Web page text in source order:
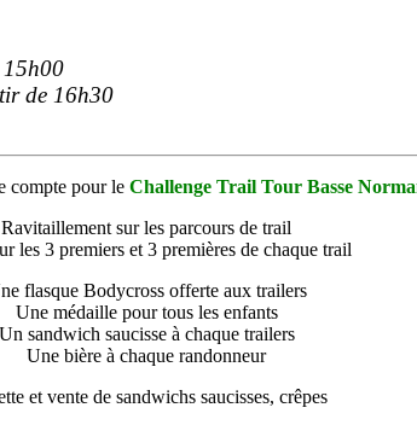
de 16h30
compte pour le Challenge Trail Tour Basse
Ravitaillement sur les parcours de trail
les 3 premiers et 3 premières de chaque trail
flasque Bodycross offerte aux trailers
Une médaille pour tous les enfants
Un sandwich saucisse à chaque trailers
Une bière à chaque randonneur
et vente de sandwichs saucisses, crêpes